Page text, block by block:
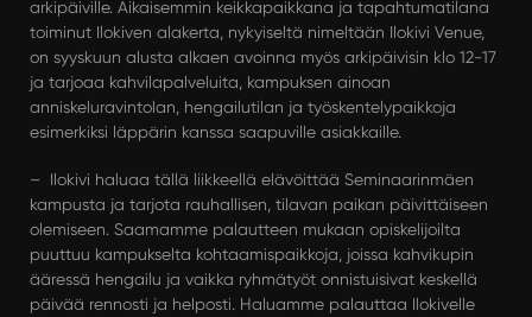
arkipäiville. Aikaisemmin keikkapaikkana ja tapahtumatilana
toiminut Ilokiven alakerta, nykyiseltä nimeltään Ilokivi Venue,
on syyskuun alusta alkaen avoinna myös arkipäivisin klo 12-17
ja tarjoaa kahvilapalveluita, kampuksen ainoan
anniskeluravintolan, hengailutilan ja työskentelypaikkoja
esimerkiksi läppärin kanssa saapuville asiakkaille.
– Ilokivi haluaa tällä liikkeellä elävöittää Seminaarinmäen
kampusta ja tarjota rauhallisen, tilavan paikan päivittäiseen
olemiseen. Saamamme palautteen mukaan opiskelijoilta
puuttuu kampukselta kohtaamispaikkoja, joissa kahvikupin
ääressä hengailu ja vaikka ryhmätyöt onnistuisivat keskellä
päivää rennosti ja helposti. Haluamme palauttaa Ilokivelle